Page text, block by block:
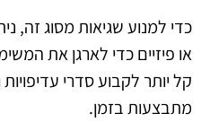
כדי למנוע שגיאות מסוג זה,
או פיזיים כדי לארגן את
קל יותר לקבוע סדרי
מתבצעות בזמן.